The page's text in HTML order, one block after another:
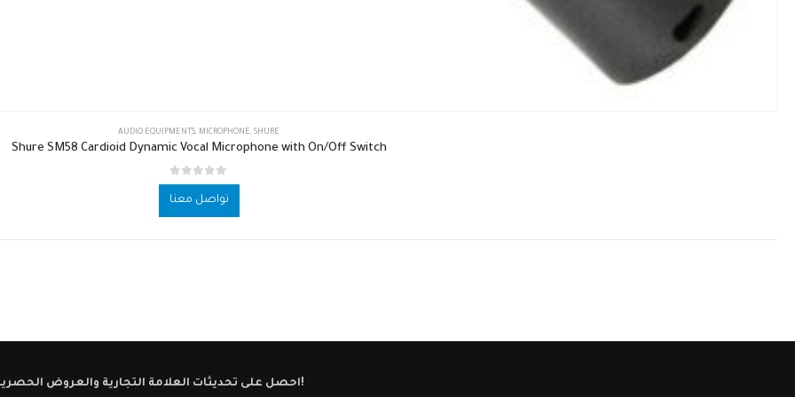
AUDIO EQUIPMENTS, MICROPHONE, SHURE
Shure SM58 Cardioid Dynamic Vocal Microphone with On/Off Switch
0
out of 5
تواصل معنا
احصل على تحديثات العلامة التجارية والعروض الحصرية!